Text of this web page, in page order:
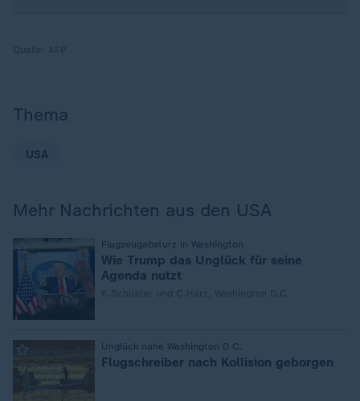
Thema
USA
Mehr Nachrichten aus den USA
Flugzeugabsturz in Washington
:
Wie Trump das Unglück für seine
Agenda nutzt
Unglück nahe Washington D.C.
Flugschreiber nach Kollision geborgen